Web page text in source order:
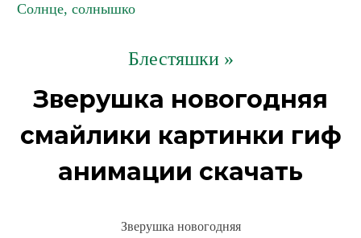
Солнце, солнышко
Блестяшки »
Зверушка новогодняя
смайлики картинки гиф
анимации скачать
Зверушка новогодняя